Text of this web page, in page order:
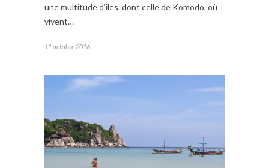
une multitude d’îles, dont celle de Komodo, où
vivent…
11 octobre 2016